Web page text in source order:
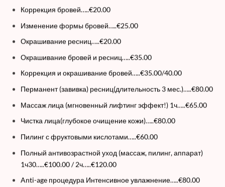
Коррекция бровей…..€20.00
Изменение формы бровей…..€25.00
Окрашивание ресниц…..€20.00
Окрашивание бровей и ресниц…..€35.00
Коррекция и окрашивание бровей…..€35.00/40.00
Перманент (завивка) ресниц(длительность 3 мес.)…..€80.00
Массаж лица (мгновенный лифтинг эффект!) 1ч…..€65.00
Чистка лица(глубокое очищение кожи)…..€80.00
Пилинг с фруктовыми кислотами…..€60.00
Полный антивозрастной уход (массаж, пилинг, аппарат)
1ч30…..€100.00 / 2ч…..€120.00
Anti-age процедура Интенсивное увлажнение…..€80.00